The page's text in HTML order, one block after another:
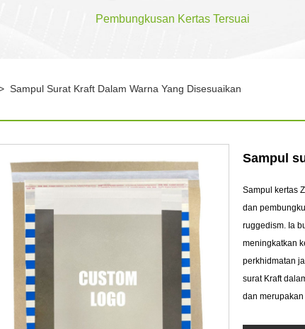
Pembungkusan Kertas Tersuai
Sampul Surat Kraft Dalam Warna Yang Disesuaikan
Sampul
Sampul kertas
dan
ruggedism. Ia
meningkatkan
perkhidmatan
surat Kraft
dan